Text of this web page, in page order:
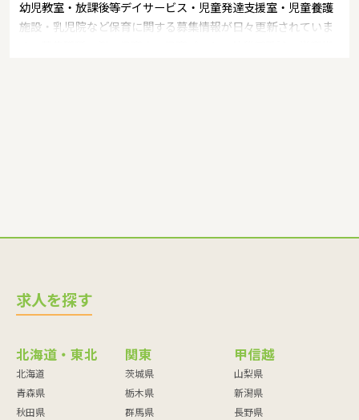
幼児教室・放課後等デイサービス・児童発達支援室・児童養護
施設・乳児院など保育に関する募集情報が日々更新されていま
求人を探す
北海道・東北
北海道
青森県
秋田県
関東
茨城県
栃木県
群馬県
甲信越
山梨県
新潟県
長野県